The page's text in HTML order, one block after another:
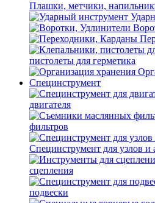
Плашки, метчики,
пистолеты для герметика
Специнструмент
двигателя
фильтров
Специнструмент для узлов и
сцепления
подвески